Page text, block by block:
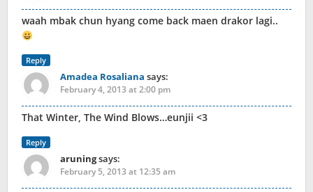
waah mbak chun hyang come back maen drakor lagi..
Reply
Amadea Rosaliana says:
February 4, 2013 at 2:00 pm
That Winter, The Wind Blows…eunjii <3
Reply
aruningsays:
February 5, 2013 at 12:35 am